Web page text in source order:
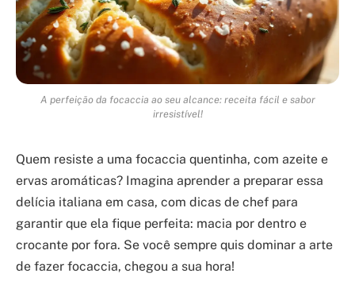
A perfeição da focaccia ao seu alcance: receita fácil e sabor
irresistível!
Quem resiste a uma focaccia quentinha, com azeite e
ervas aromáticas? Imagina aprender a preparar essa
delícia italiana em casa, com dicas de chef para
garantir que ela fique perfeita: macia por dentro e
crocante por fora. Se você sempre quis dominar a arte
de fazer focaccia, chegou a sua hora!